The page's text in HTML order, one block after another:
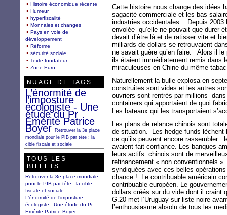
Cette histoire nous change des idées
sagacité commerciale et les bas
industries occidentales. Depuis 2003
envolée qu’elle ne pouvait que durer
devait d’être là et de ratisser vite et
milliards de dollars se retrouvaient
ne savait guère qu’en faire. Alors il
ils étaient immédiatement remis dans
miraculeuses en Chine du même
Naturellement la bulle explosa en
construites sont vides et les autres
ouvriers sont rentrés par millions
containers qui apportaient de quoi
Les bateaux qui les transportaient
Les plans de relance chinois sont
de situation. Les hedge-funds lèchent
ce qu’ils peuvent encore rassembler
avaient fait confiance. Les banques
leurs actifs chinois sont de
refinancement « non conventionnels
syndiquées avec ces belles
chance ! Le contribuable américain
contribuable européen. Le
dollars créés sur du vide dont il craint
G.20 met l’Uruguay sur liste noire
l’enthousiasme absolu de tous les
Histoire économique récente
Humeur
hyperfiscalité
Monnaies et changes
Pays en voie de
développement
Réforme
sécurité sociale
Texte fondateur
Zone Euro
NUAGE DE TAGS
L’énormité de
l’imposture
écologiste - Une
étude du Pr
Emérite Patrice
BoyerRetrouver la 3e place
mondiale pour le PIB par tête : la
cible fiscale et sociale
TOUS LES
BILLETS
Retrouver la 3e place mondiale
pour le PIB par tête : la cible
fiscale et sociale
L’énormité de l’imposture
écologiste - Une étude du Pr
Emérite Patrice Boyer